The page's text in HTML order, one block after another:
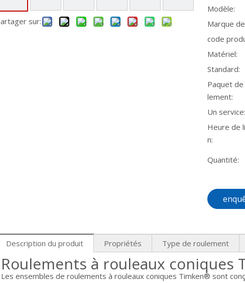
sur:
Modèle:
Marque
code
Matériel:
Standard:
Paquet
lement:
Un service:
Heure de
n:
Quantité:
Description du produit Propriétés Type de roulement
Roulements à rouleaux coniques
Les ensembles de roulements à rouleaux coniques Timken® sont